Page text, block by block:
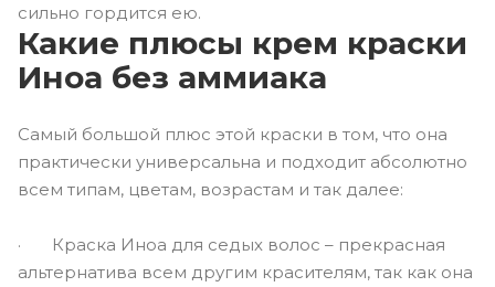
сильно гордится ею.
Какие плюсы крем краски
Иноа без аммиака
Самый большой плюс этой краски в том, что она
практически универсальна и подходит абсолютно
всем типам, цветам, возрастам и так далее:
· Краска Иноа для седых волос – прекрасная
альтернатива всем другим красителям, так как она